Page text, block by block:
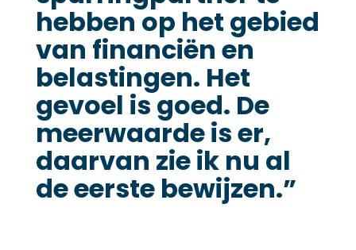
hebben op het gebied
van financiën en
belastingen. Het
gevoel is goed. De
meerwaarde is er,
daarvan zie ik nu al
de eerste bewijzen.”